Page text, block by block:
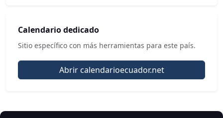
Calendario dedicado
Sitio específico con más herramientas para este país.
Abrir calendarioecuador.net